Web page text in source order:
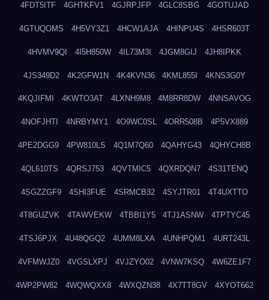
4FDT5ITF 4GHTKFV1 4GJRPJFP 4GLC8SBG 4GOTUJAD
4GTUQOMS 4H5VY3Z1 4HCW1AJA 4HINPU4S 4HSR603T
4HVMV9QI 4I5H850W 4IL73M3I 4JGM8GIJ 4JH8IPKK
4JS349D2 4K2GFW1N 4K4KVN36 4KML855I 4KNS3G0Y
4KQJIFMI 4KWTO3AT 4LXNH9M8 4M8RR8DW 4NNSAVOG
4NOFJHTI 4NRBYMY1 4O9WC0SL 4ORR508B 4P5VX889
4PE2DGG9 4PW810LS 4Q1M7Q60 4QAHYG43 4QHYCH8B
4QL610TS 4QRSJ753 4QVTMIC5 4QXRDQN7 4S31TENQ
4SGZZGF9 4SHI3FUE 4SRMCB32 4SYJTR01 4T4UXTTO
4T8GUZVK 4TAWVEKW 4TBBI1Y5 4TJ1ASNW 4TPTYC45
4TSJ6PJX 4U48QGQ2 4UMM8LXA 4UNHPQM1 4URT243L
4VFMWJZ0 4VGSLXPJ 4VJZYO02 4VNW7KSQ 4W6ZE1F7
4WP2PW82 4WQWQXX8 4WXQZN38 4X7TT8GV 4XYOT662